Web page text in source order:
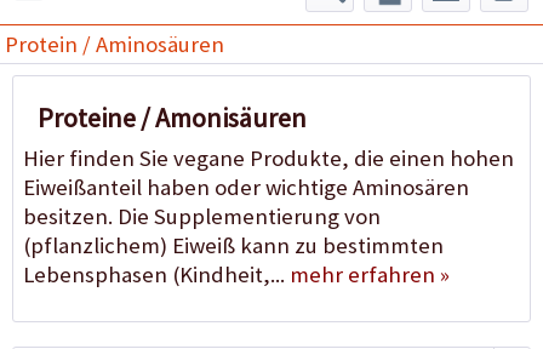
Protein / Aminosäuren
Proteine / Amonisäuren
Hier finden Sie vegane Produkte, die einen hohen
Eiweißanteil haben oder wichtige Aminosären
besitzen. Die Supplementierung von
(pflanzlichem) Eiweiß kann zu bestimmten
Lebensphasen (Kindheit,... mehr erfahren »